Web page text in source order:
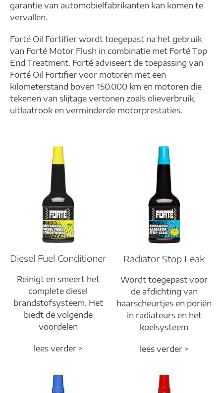
garantie van automobielfabrikanten kan komen te
vervallen.
Forté Oil Fortifier wordt toegepast na het gebruik
van Forté Motor Flush in combinatie met Forté Top
End Treatment. Forté adviseert de toepassing van
Forté Oil Fortifier voor motoren met een
kilometerstand boven 150.000 km en motoren die
tekenen van slijtage vertonen zoals olieverbruik,
uitlaatrook en verminderde motorprestaties.
Diesel Fuel Conditioner
Reinigt en smeert het
complete diesel
brandstofsysteem. Het
biedt de volgende
voordelen
lees verder >
Radiator Stop Leak
Wordt toegepast voor
de afdichting van
haarscheurtjes en poriën
in radiateurs en het
koelsysteem
lees verder >